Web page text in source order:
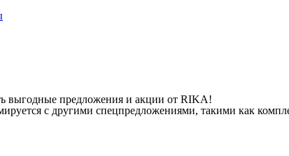
выгодные предложения и акции от RIKA!
с другими спецпредложениями, такими как